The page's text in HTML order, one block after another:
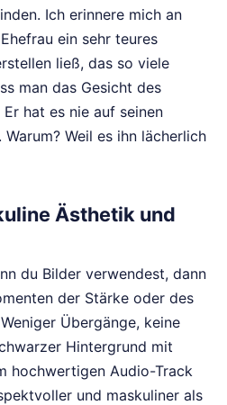
Ich erinnere mich an
ein sehr teures
ließ, das so viele
man das Gesicht des
hat es nie auf seinen
Weil es ihn lächerlich
Ästhetik und
du Bilder verwendest, dann
der Stärke oder des
Übergänge, keine
Hintergrund mit
hochwertigen Audio-Track
und maskuliner als